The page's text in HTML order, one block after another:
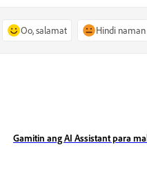
Oo, salamat Hindi naman
Gamitin ang AI Assistant para